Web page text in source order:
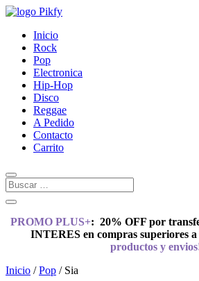
Inicio
Rock
Pop
Electronica
Hip-Hop
Disco
Reggae
A Pedido
Contacto
Carrito
PROMO PLUS+: 20% OFF por
INTERES en compras superiores a
productos y
Inicio /Pop / Sia